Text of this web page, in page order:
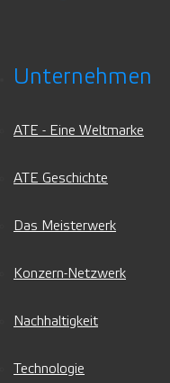
Unternehmen
ATE - Eine Weltmarke
ATE Geschichte
Das Meisterwerk
Konzern-Netzwerk
Nachhaltigkeit
Technologie